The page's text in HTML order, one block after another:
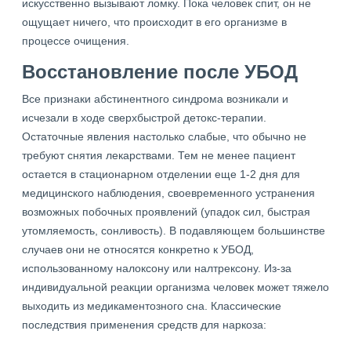
искусственно вызывают ломку. Пока человек спит, он не
ощущает ничего, что происходит в его организме в
процессе очищения.
Восстановление после УБОД
Все признаки абстинентного синдрома возникали и
исчезали в ходе сверхбыстрой детокс-терапии.
Остаточные явления настолько слабые, что обычно не
требуют снятия лекарствами. Тем не менее пациент
остается в стационарном отделении еще 1-2 дня для
медицинского наблюдения, своевременного устранения
возможных побочных проявлений (упадок сил, быстрая
утомляемость, сонливость). В подавляющем большинстве
случаев они не относятся конкретно к УБОД,
использованному налоксону или налтрексону. Из-за
индивидуальной реакции организма человек может тяжело
выходить из медикаментозного сна. Классические
последствия применения средств для наркоза: